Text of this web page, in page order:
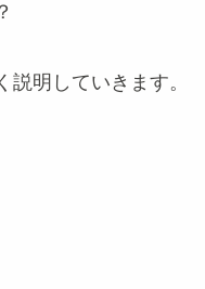
明していきます。